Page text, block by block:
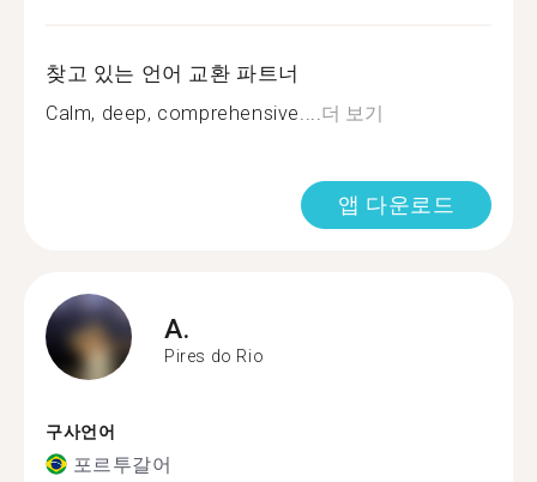
찾고 있는 언어 교환 파트너
Calm, deep, comprehensive....더 보기
앱 다운로드
A.
Pires do Rio
구사언어
포르투갈어